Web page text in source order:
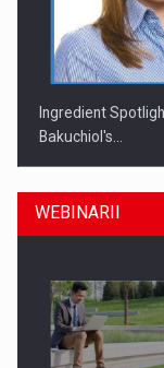
Ingredient
Bakuchiol's…
WEBINARII